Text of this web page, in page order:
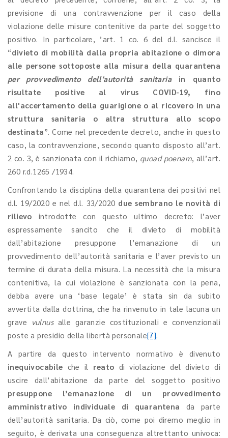
previsione di una contravvenzione per il caso della
violazione delle misure contenitive da parte del soggetto
positivo. In particolare, ’art. 1 co. 6 del d.l. sancisce il
“divieto di mobilità dalla propria abitazione o dimora
alle persone sottoposte alla misura della quarantena
per provvedimento dell'autorità sanitariain quanto
risultate positive al virus COVID-19, fino
all'accertamento della guarigione o al ricovero in una
struttura sanitaria o altra struttura allo scopo
destinata”. Come nel precedente decreto, anche in questo
caso, la contravvenzione, secondo quanto disposto all’art.
2 co. 3, è sanzionata con il richiamo, quoad poenam, all’art.
260 r.d.1265 /1934.
Confrontando la disciplina della quarantena dei positivi nel
d.l. 19/2020 e nel d.l. 33/2020 due sembrano le novità di
rilievo introdotte con questo ultimo decreto: l’aver
espressamente sancito che il divieto di mobilità
dall’abitazione presuppone l’emanazione di un
provvedimento dell’autorità sanitaria e l’aver previsto un
termine di durata della misura. La necessità che la misura
contenitiva, la cui violazione è sanzionata con la pena,
debba avere una ‘base legale’ è stata sin da subito
avvertita dalla dottrina, che ha rinvenuto in tale lacuna un
grave
vulnusalle garanzie costituzionali e convenzionali
poste a presidio della libertà personale[7].
A partire da questo intervento normativo è divenuto
inequivocabile che il reato di violazione del divieto di
uscire dall’abitazione da parte del soggetto positivo
presuppone l’emanazione di un provvedimento
amministrativo individuale di quarantena da parte
dell’autorità sanitaria. Da ciò, come poi diremo meglio in
seguito, è derivata una conseguenza altrettanto univoca: